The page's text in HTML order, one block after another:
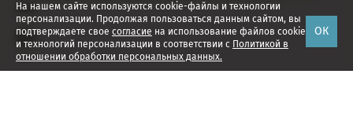
На нашем сайте используются cookie-файлы и технологии
персонализации. Продолжая пользоваться данным сайтом, вы
подтверждаете свое согласие на использование файлов cookie
и технологий персонализации в соответствии с Политикой в
отношении обработки персональных данных.
ОК
2026